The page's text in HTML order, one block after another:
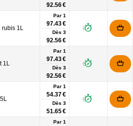
92.56 €
rubis 1L
Par 1
97.43 €
Dès 3
92.56 €
1L
Par 1
97.43 €
Dès 3
92.56 €
Par 1
54.37 €
Dès 3
51.65 €
Par 1